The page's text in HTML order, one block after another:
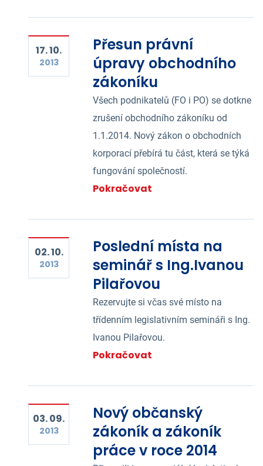
17. 10.
2013
Přesun právní
úpravy obchodního
zákoníku
Všech podnikatelů (FO i PO) se dotkne
zrušení obchodního zákoníku od
1.1.2014. Nový zákon o obchodních
korporací přebírá tu část, která se týká
fungování společností.
Pokračovat
02. 10.
2013
Poslední místa na
seminář s Ing.Ivanou
Pilařovou
Rezervujte si včas své místo na
třídenním legislativním semináři s Ing.
Ivanou Pilařovou.
Pokračovat
03. 09.
2013
Nový občanský
zákoník a zákoník
práce v roce 2014